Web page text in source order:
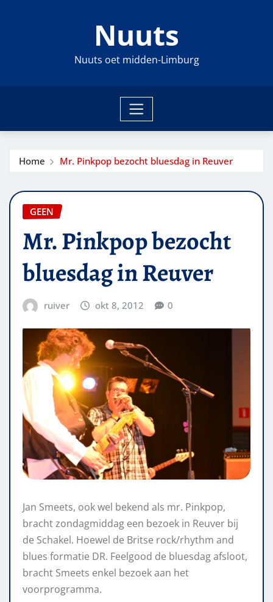
Nuuts
Nuuts oet midden-Limburg
Home Mr. Pinkpop bezocht bluesdag in Reuver
GEEN
Mr. Pinkpop bezocht
bluesdag in Reuver
ruiver okt 8, 2012 0
Jan Smeets, ook wel bekend als mr. Pinkpop,
bracht zondagmiddag een bezoek in Reuver bij
de Schakel. Hoewel de Britse rock/rhythm and
blues formatie DR. Feelgood de bluesdag afsloot,
bracht Smeets enkel bezoek aan het
voorprogramma.